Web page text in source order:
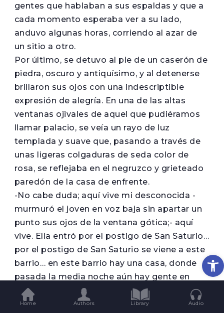
gentes que hablaban a sus espaldas y que a
cada momento esperaba ver a su lado,
anduvo algunas horas, corriendo al azar de
un sitio a otro.
Por último, se detuvo al pie de un caserón de
piedra, oscuro y antiquísimo, y al detenerse
brillaron sus ojos con una indescriptible
expresión de alegría. En una de las altas
ventanas ojivales de aquel que pudiéramos
llamar palacio, se veía un rayo de luz
templada y suave que, pasando a través de
unas ligeras colgaduras de seda color de
rosa, se reflejaba en el negruzco y grieteado
paredón de la casa de enfrente.
-No cabe duda; aquí vive mi desconocida -
murmuró el joven en voz baja sin apartar un
punto sus ojos de la ventana gótica;- aquí
vive. Ella entró por el postigo de San Saturio…
por el postigo de San Saturio se viene a este
barrio… en este barrio hay una casa, donde
pasada la media noche aún hay gente en
vela… ¿En vela? ¿Quién sino ella, que vuelve
de sus nocturnas excursiones, puede estarlo
Home Authors Library Audio